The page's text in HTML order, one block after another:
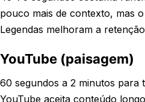
pouco mais de contexto, mas
Legendas melhoram a
YouTube (paisagem)
60 segundos a 2 minutos para
YouTube aceita conteúdo